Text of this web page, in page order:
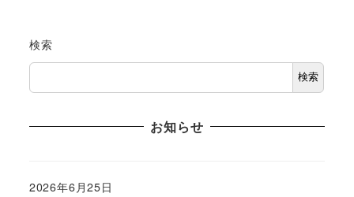
検索
検索
お知らせ
2026年6月25日